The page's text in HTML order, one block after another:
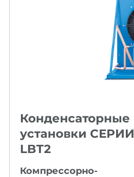
Конденсаторные
установки СЕРИИ
LBT2
Компрессорно-